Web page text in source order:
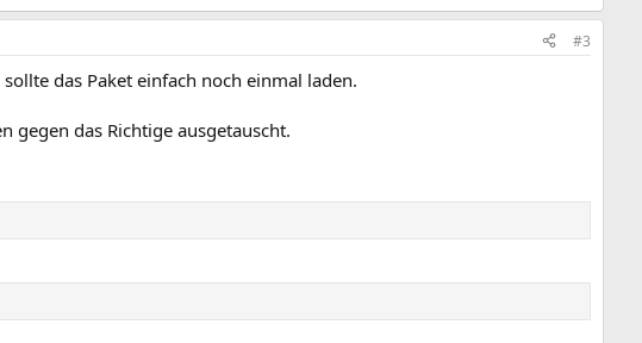
#3
das Paket einfach noch einmal laden.
das Richtige ausgetauscht.